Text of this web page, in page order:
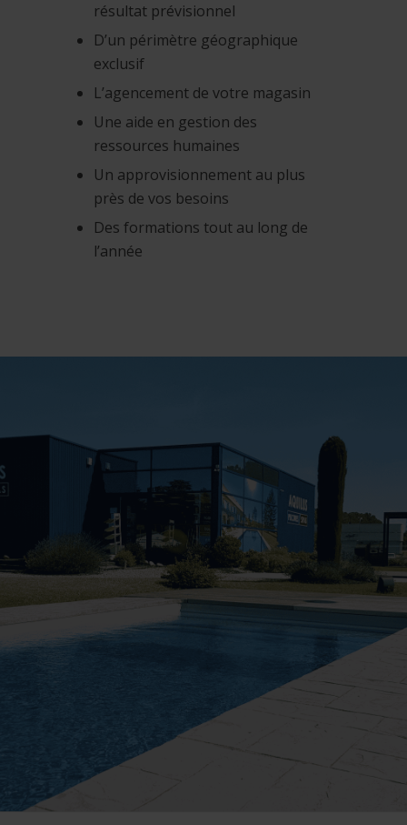
résultat prévisionnel
D’un périmètre géographique
exclusif
L’agencement de votre magasin
Une aide en gestion des
ressources humaines
Un approvisionnement au plus
près de vos besoins
Des formations tout au long de
l’année